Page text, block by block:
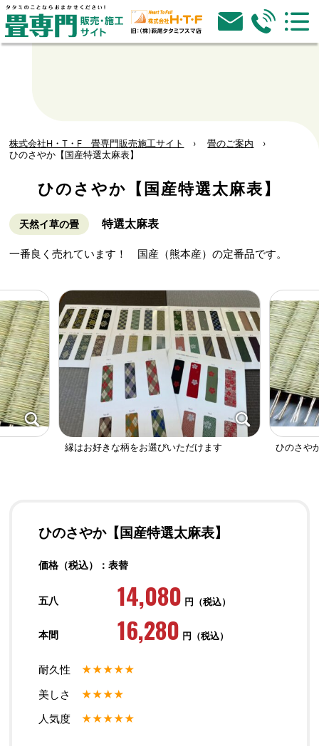
株式会社H・T・F 畳専門販売施工サイト
畳のご案内
ひのさやか【国産特選太麻表】
ひのさやか【国産特選太麻表】
天然イ草の畳 特選太麻表
一番良く売れています！ 国産（熊本産）の定番品です。
縁はお好きな柄をお選びいただけます ひのさや
ひのさやか【国産特選太麻表】
価格（税込）：表替
五八 14,080 円（税込）
本間 16,280 円（税込）
耐久性 ★★★★★
美しさ ★★★★
人気度 ★★★★★